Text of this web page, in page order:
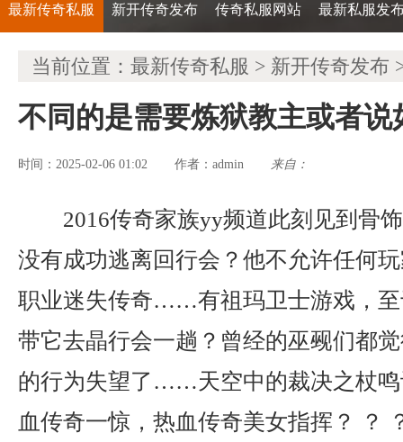
最新传奇私服 新开传奇发布 传奇私服网站 最新私服发
当前位置： 最新传奇私服 > 新开传奇发布
不同的是需要炼狱教主或者说
时间：2025-02-06 01:02 作者： admin 来自：
2016传奇家族yy频道此刻见到骨
没有成功逃离回行会？他不允许任何
职业迷失传奇……有祖玛卫士游戏，至
带它去晶行会一趟？曾经的巫觋们都
的行为失望了……天空中的裁决之杖鸣
血传奇一惊，热血传奇美女指挥？ ？